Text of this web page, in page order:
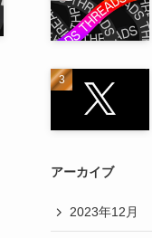
アーカイブ
2023年12月